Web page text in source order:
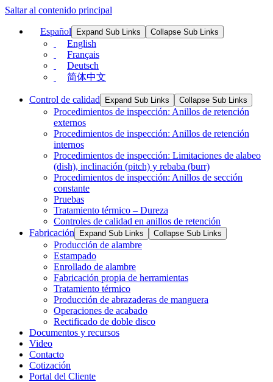
Saltar al contenido principal
Español Expand Sub Links Collapse Sub Links
English
Français
Deutsch
简体中文
Control de calidad Expand Sub Links Collapse Sub Links
Procedimientos de inspección: Anillos de retención
externos
Procedimientos de inspección: Anillos de retención
internos
Procedimientos de inspección: Limitaciones de alabeo
(dish), inclinación (pitch) y rebaba (burr)
Procedimientos de inspección: Anillos de sección
constante
Pruebas
Tratamiento térmico – Dureza
Controles de calidad en anillos de retención
Fabricación
Expand Sub Links Collapse Sub Links
Producción de alambre
Estampado
Enrollado de alambre
Fabricación propia de herramientas
Tratamiento térmico
Producción de abrazaderas de manguera
Operaciones de acabado
Rectificado de doble disco
Documentos y recursos
Video
Contacto
Cotización
Portal del Cliente